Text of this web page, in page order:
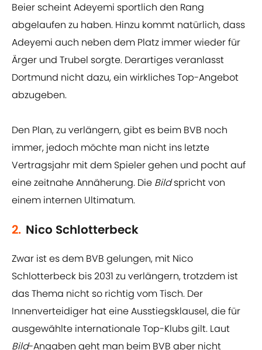
Beier scheint Adeyemi sportlich den Rang
abgelaufen zu haben. Hinzu kommt natürlich, dass
Adeyemi auch neben dem Platz immer wieder für
Ärger und Trubel sorgte. Derartiges veranlasst
Dortmund nicht dazu, ein wirkliches Top-Angebot
abzugeben.
Den Plan, zu verlängern, gibt es beim BVB noch
immer, jedoch möchte man nicht ins letzte
Vertragsjahr mit dem Spieler gehen und pocht auf
eine zeitnahe Annäherung. Die Bildspricht von
einem internen Ultimatum.
2. Nico Schlotterbeck
Zwar ist es dem BVB gelungen, mit Nico
Schlotterbeck bis 2031 zu verlängern, trotzdem ist
das Thema nicht so richtig vom Tisch. Der
Innenverteidiger hat eine Ausstiegsklausel, die für
ausgewählte internationale Top-Klubs gilt. Laut
Bild-Angaben geht man beim BVB aber nicht